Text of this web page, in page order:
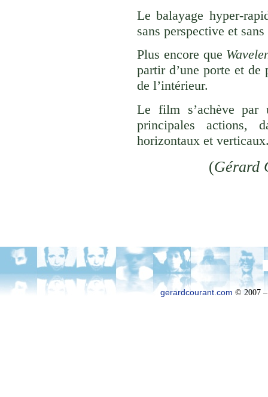
Le balayage hyper-
sans perspective et
Plus encore que
partir d’une porte et de
de l’intérieur.
Le film s’achève par
principales actions,
horizontaux et
(Gérard
gerardcourant.com © 2007